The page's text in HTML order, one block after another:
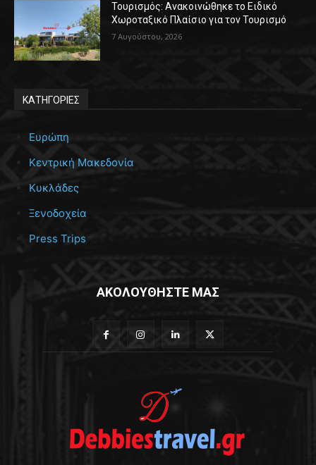
Τουρισμός: Ανακοινώθηκε το Ειδικό
Χωροταξικό Πλαίσιο για τον Τουρισμό
7 Αυγούστου, 2026
ΚΑΤΗΓΟΡΙΕΣ
Ευρώπη
Κεντρική Μακεδονία
Κυκλάδες
Ξενοδοχεία
Press Trips
ΑΚΟΛΟΥΘΗΣΤΕ ΜΑΣ